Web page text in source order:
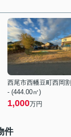
西尾市西幡豆町西岡割
- (444.00㎡)
1,000万円
件